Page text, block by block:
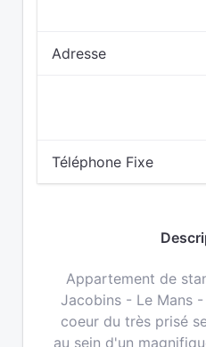
Adresse
Téléphone Fixe
Appartement de
Jacobins - Le Mans
coeur du très prisé
au sein d'un